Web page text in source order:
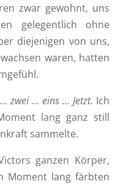
zwar gewohnt, uns
gelegentlich ohne
diejenigen von uns,
waren, hatten
zwei … eins … Jetzt. Ich
lang ganz still
sammelte.
ganzen Körper,
Moment lang färbten